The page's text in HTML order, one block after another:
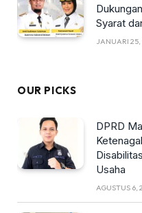
Syarat
JANUARI
OUR PICKS
DPRD
Usaha
AGUSTUS 6,